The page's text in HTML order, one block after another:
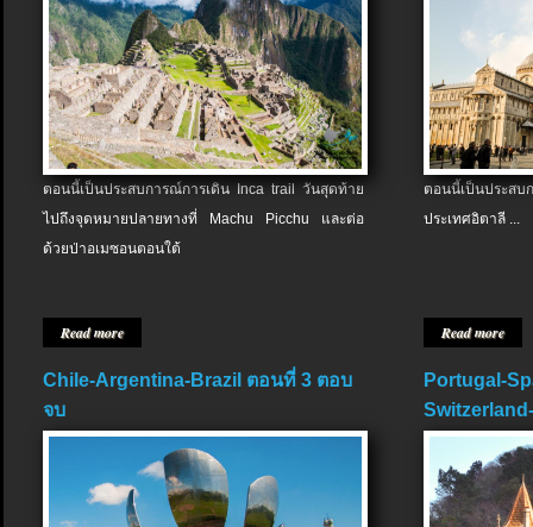
ตอนนี้เป็นประสบการณ์การเดิน Inca trail วันสุดท้าย
ไปถึงจุดหมายปลายทางที่ Machu Picchu และต่อ
ด้วยป่าอเมซอนตอนใต้
Read more
ตอนนี้เป็นประส
ประเทศอิตาลี ...
Read more
Chile-Argentina-Brazil ตอนที่ 3 ตอบ
จบ
Portugal-